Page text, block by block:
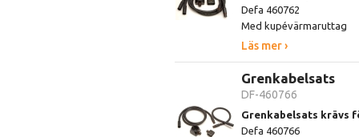
Defa 460762
Med kupévärmaruttag
Läs mer ›
Grenkabelsats
DF-460766
Grenkabelsats krävs
Defa 460766